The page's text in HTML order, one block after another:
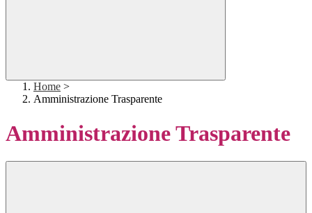
Home >
Amministrazione Trasparente
Amministrazione Trasparente